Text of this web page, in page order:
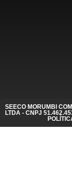
SEECO MORUMBI
LTDA - CNPJ